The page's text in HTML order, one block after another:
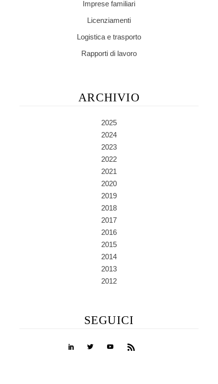
Imprese familiari
Licenziamenti
Logistica e trasporto
Rapporti di lavoro
ARCHIVIO
2025
2024
2023
2022
2021
2020
2019
2018
2017
2016
2015
2014
2013
2012
SEGUICI